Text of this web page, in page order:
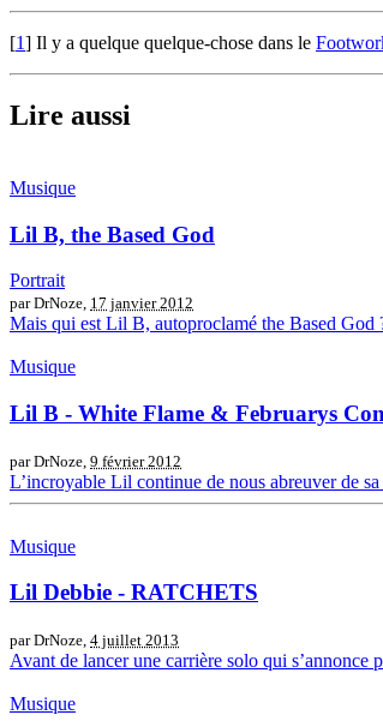
[1] Il y a quelque quelque-chose dans le
Lire aussi
Musique
Lil B, the Based God
Portrait
par DrNoze, 17 janvier 2012
Mais qui est Lil B, autoproclamé the Based God
Musique
Lil B - White Flame & Februarys
par DrNoze, 9 février 2012
L’incroyable Lil continue de nous abreuver de
Musique
Lil Debbie - RATCHETS
par DrNoze, 4 juillet 2013
Avant de lancer une carrière solo qui
Musique